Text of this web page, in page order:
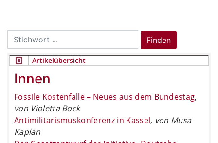
Search
for:
Finden
Artikelübersicht
Innen
Fossile Kostenfalle – Neues aus dem Bundestag,
von Violetta Bock
Antimilitarismuskonferenz in Kassel, von Musa
Kaplan